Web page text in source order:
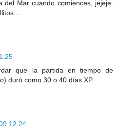
del Mar cuando comiences, jejeje.
que la partida en tiempo de
duró como 30 o 40 días XP
12:24